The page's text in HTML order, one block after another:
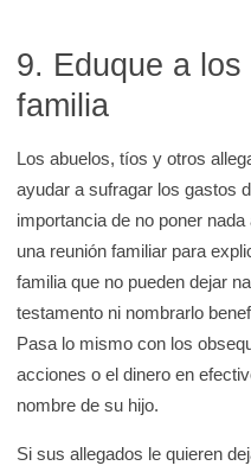
9. Eduque a
familia
Los abuelos, tíos y otros
ayudar a sufragar los gastos
importancia de no poner
una reunión familiar para
familia que no pueden dejar
testamento ni nombrarlo
Pasa lo mismo con los
acciones o el dinero en
nombre de su hijo.
Si sus allegados le quieren